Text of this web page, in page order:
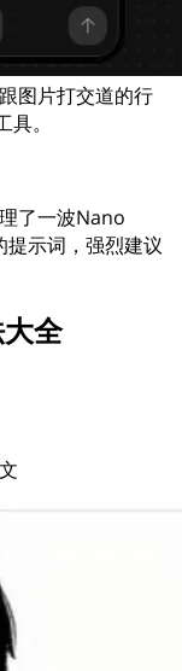
图片打交道的行
。
了一波Nano
示词，强烈建议
全